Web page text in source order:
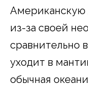
Американскую
из-за своей
сравнительно
уходит в
обычная